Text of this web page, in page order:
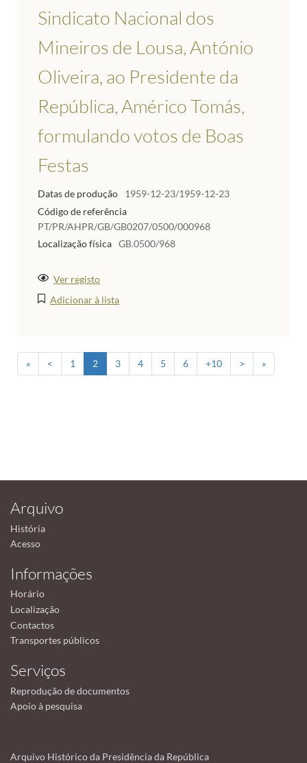
Sindicato Nacional dos
Mineiros de Lousa, António
Oliveira, ao Presidente da
República, Américo Tomás,
formulando votos de Boas
Festas
Datas de produção
1959-12-23/1959-12-23
Código de referência
PT/PR/AHPR/GB/GB0207/0500/000968
Localização física GB.0500/968
Ver registo
Adicionar à lista
« < 1 2 3 4 5 6 +10 > »
Arquivo
História
Acesso
Informações
Horário
Localização
Contactos
Transportes públicos
Serviços
Reprodução de documentos
Apoio à pesquisa
Arquivo Histórico da Presidência da República